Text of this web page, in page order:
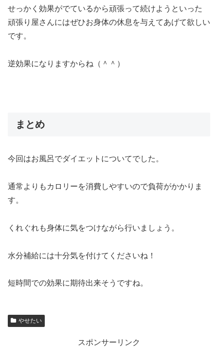
せっかく効果がでているから頑張って続けようといった
頑張り屋さんにはぜひお身体の休息を与えてあげて欲しい
です。
逆効果になりますからね（＾＾）
まとめ
今回はお風呂でダイエットについてでした。
通常よりもカロリーを消費しやすいので負荷がかかりま
す。
くれぐれも身体に気をつけながら行いましょう。
水分補給には十分気を付けてくださいね！
短時間での効果に期待出来そうですね。
やせたい
スポンサーリンク